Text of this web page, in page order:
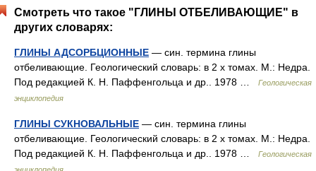
Смотреть что такое "ГЛИНЫ ОТБЕЛИВАЮЩИЕ" в
других словарях:
ГЛИНЫ АДСОРБЦИОННЫЕ — син. термина глины
отбеливающие. Геологический словарь: в 2 х томах. М.: Недра.
Под редакцией К. Н. Паффенгольца и др.. 1978 …
Геологическая
энциклопедия
ГЛИНЫ СУКНОВАЛЬНЫЕ — син. термина глины
отбеливающие. Геологический словарь: в 2 х томах. М.: Недра.
Под редакцией К. Н. Паффенгольца и др.. 1978 …
Геологическая